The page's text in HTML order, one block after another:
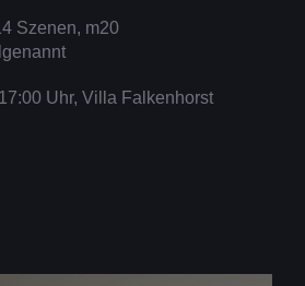
Szenen, m20
Uhr, Villa Falkenhorst